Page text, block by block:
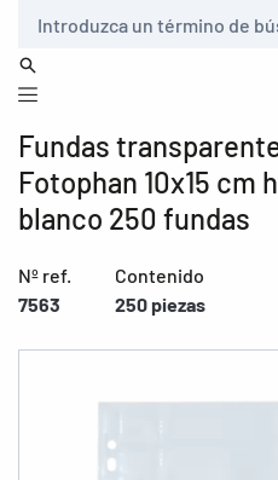
Fundas
Fotophan 10x15 cm
blanco 250 fundas
Nº ref.
7563
Contenido
250 piezas